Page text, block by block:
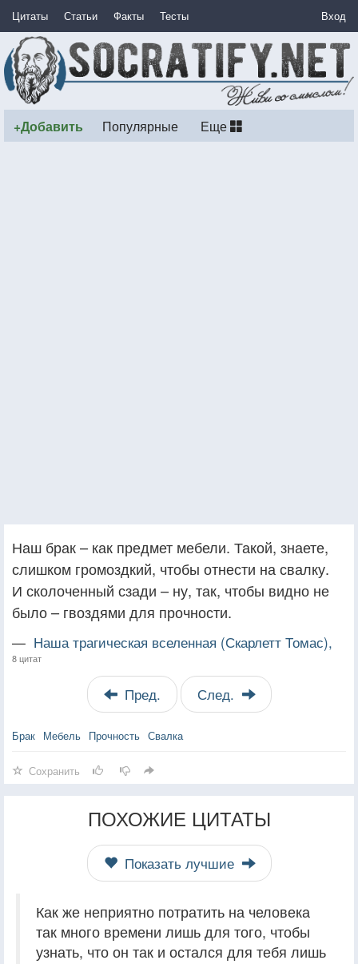
Цитаты Статьи Факты Тесты Вход
+Добавить Популярные Еще
Наш брак – как предмет мебели. Такой, знаете,
слишком громоздкий, чтобы отнести на свалку.
И сколоченный сзади – ну, так, чтобы видно не
было – гвоздями для прочности.
— Наша трагическая вселенная (Скарлетт Томас),
8 цитат
Пред. След.
Брак Мебель Прочность Свалка
Сохранить
ПОХОЖИЕ ЦИТАТЫ
Показать лучшие
Как же неприятно потратить на человека
так много времени лишь для того, чтобы
узнать, что он так и остался для тебя лишь